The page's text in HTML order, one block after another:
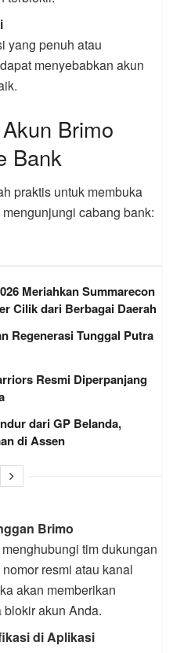
yang penuh atau
menyebabkan akun
Brimo
Bank
praktis untuk membuka
cabang bank:
Meriahkan Summarecon
Cilik dari Berbagai Daerah
Regenerasi Tunggal Putra
Resmi Diperpanjang
dari GP Belanda,
di Assen
Brimo
tim dukungan
resmi atau kanal
akan memberikan
akun Anda.
di Aplikasi